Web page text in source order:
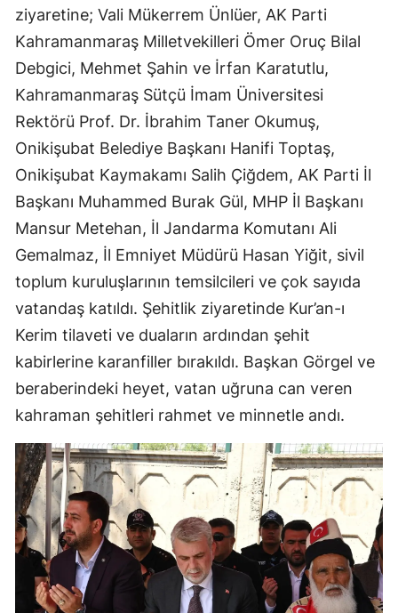
ziyaretine; Vali Mükerrem Ünlüer, AK Parti
Kahramanmaraş Milletvekilleri Ömer Oruç Bilal
Debgici, Mehmet Şahin ve İrfan Karatutlu,
Kahramanmaraş Sütçü İmam Üniversitesi
Rektörü Prof. Dr. İbrahim Taner Okumuş,
Onikişubat Belediye Başkanı Hanifi Toptaş,
Onikişubat Kaymakamı Salih Çiğdem, AK Parti İl
Başkanı Muhammed Burak Gül, MHP İl Başkanı
Mansur Metehan, İl Jandarma Komutanı Ali
Gemalmaz, İl Emniyet Müdürü Hasan Yiğit, sivil
toplum kuruluşlarının temsilcileri ve çok sayıda
vatandaş katıldı. Şehitlik ziyaretinde Kur’an-ı
Kerim tilaveti ve duaların ardından şehit
kabirlerine karanfiller bırakıldı. Başkan Görgel ve
beraberindeki heyet, vatan uğruna can veren
kahraman şehitleri rahmet ve minnetle andı.